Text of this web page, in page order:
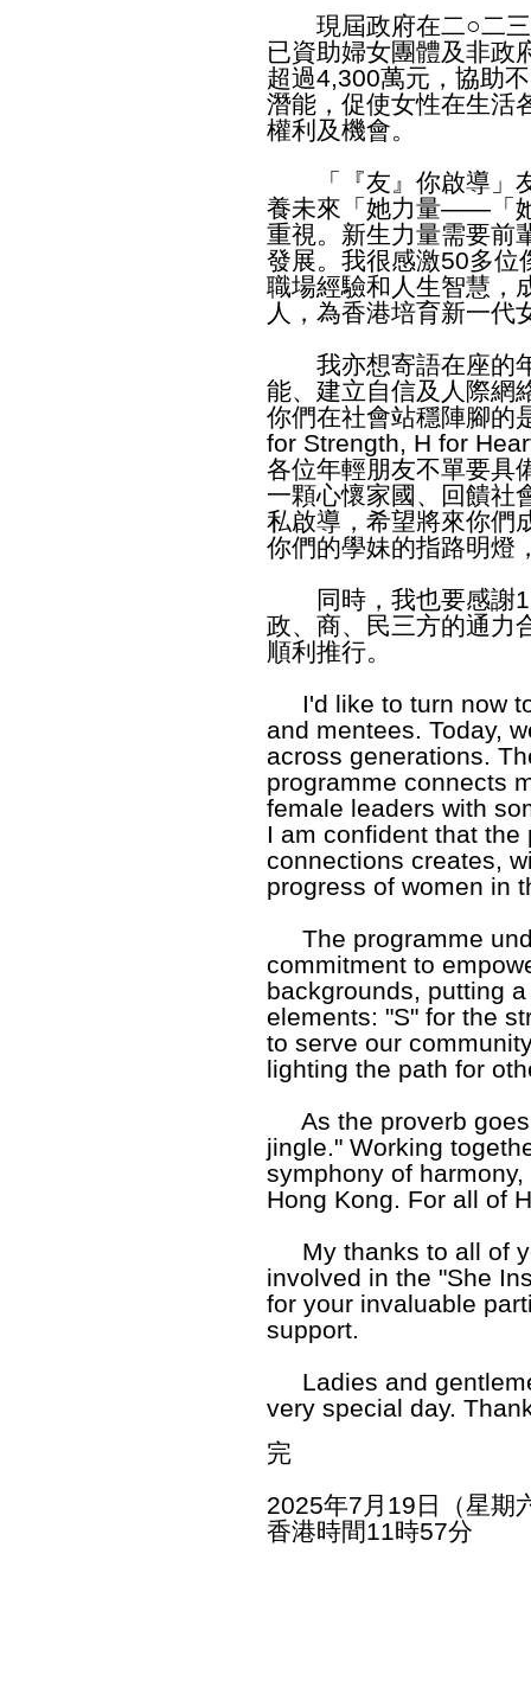
現屆政府在二○二三
已資助婦女團體及非政
超過4,300萬元，協助
潛能，促使女性在生活
權利及機會。
「『友』你啟導」友
養未來「她力量——「
重視。新生力量需要前
發展。我很感激50多位
職場經驗和人生智慧，
人，為香港培育新一代
我亦想寄語在座的年
能、建立自信及人際網
你們在社會站穩陣腳
for Strength, H for
各位年輕朋友不單要具
一顆心懷家國、回饋社
私啟導，希望將來你們
你們的學妹的指路明燈
同時，我也要感謝
政、商、民三方的通力
順利推行。
I'd like to turn now
and mentees. Today,
across generations.
programme connects
female leaders with
I am confident that
connections creates,
progress of women in
The programme
commitment to
backgrounds, putting
elements: "S" for the
to serve our
lighting the path for
As the proverb
jingle." Working
symphony of
Hong Kong. For all of
My thanks to all of
involved in the "She
for your invaluable
support.
Ladies and
very special day.
完
2025年7月19日（星期
香港時間11時57分